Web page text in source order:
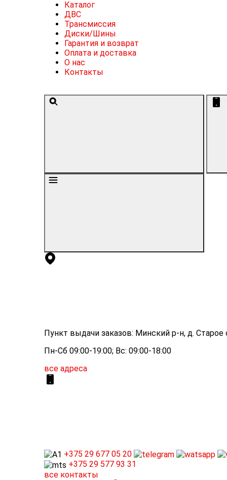
Каталог
ДВС
Трансмиссия
Диски/Шины
Гарантия и возврат
Оплата и доставка
О нас
Контакты
Пункт выдачи заказов: Минский р-н, д.
Пн-Сб 09:00-19:00; Вс: 09:00-18:00
все адреса
+375 29 677 05 20
+375 29 577 93 31
все контакты